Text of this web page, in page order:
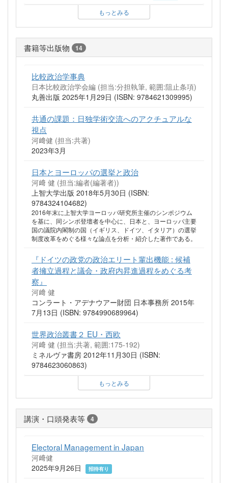
もっとみる
書籍等出版物 14
比較政治学事典
日本比較政治学会編 (担当:分担執筆, 範囲:阻止条項)
丸善出版 2025年1月29日 (ISBN: 9784621309995)
共通の課題：日独学術交流へのアクチュアルな
視点
河﨑健 (担当:共著)
2023年3月
日本とヨーロッパの選挙と政治
河﨑 健 (担当:編者(編著者))
上智大学出版 2018年5月30日 (ISBN:
9784324104682)
2016年末に上智大学ヨーロッパ研究所主催のシンポジウム
を基に、同シンポ登壇者を中心に、日本と、ヨーロッパ主要
国の議院内閣制の国（イギリス、ドイツ、イタリア）の選挙
制度改革をめぐる様々な論点を分析・紹介した著作である。
『ドイツの政党の政治エリート輩出機能 : 候補
者擁立過程と議会・政府内昇進過程をめぐる考
察』
河﨑 健
コンラート・アデナウアー財団 日本事務所 2015年
7月13日 (ISBN: 9784990689964)
世界政治叢書２ EU・西欧
河﨑 健 (担当:共著, 範囲:175-192)
ミネルヴァ書房 2012年11月30日 (ISBN:
9784623060863)
もっとみる
講演・口頭発表等 4
Electoral Management in Japan
河﨑健
2025年9月26日
招待有り